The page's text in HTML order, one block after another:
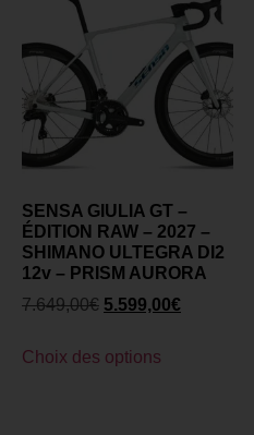
SENSA GIULIA GT –
ÉDITION RAW – 2027 –
SHIMANO ULTEGRA DI2
12v – PRISM AURORA
7.649,00€ 5.599,00€
Choix des options